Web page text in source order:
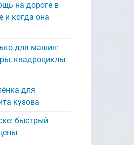
на дороге в
и когда она
для машин:
квадроциклы
для
кузова
быстрый